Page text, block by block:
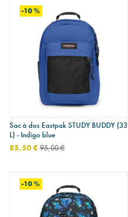
-10 %
Sac à dos Eastpak STUDY BUDDY (33
L) - Indigo blue
85,50 €95,00 €
-10 %